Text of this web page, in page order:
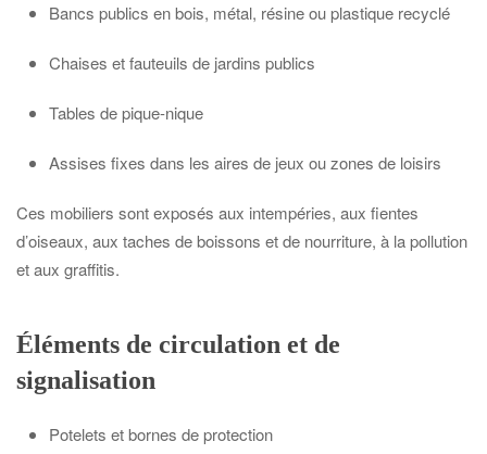
Bancs publics en bois, métal, résine ou plastique recyclé
Chaises et fauteuils de jardins publics
Tables de pique-nique
Assises fixes dans les aires de jeux ou zones de loisirs
Ces mobiliers sont exposés aux intempéries, aux fientes
d’oiseaux, aux taches de boissons et de nourriture, à la pollution
et aux graffitis.
Éléments de circulation et de
signalisation
Potelets et bornes de protection